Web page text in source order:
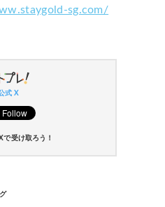
sg.com/
式 X
で受け取ろう！